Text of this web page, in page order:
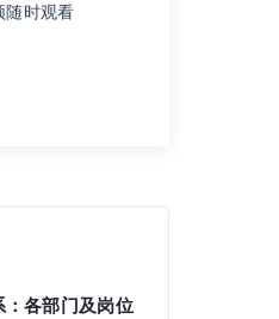
随时观看
各部门及岗位